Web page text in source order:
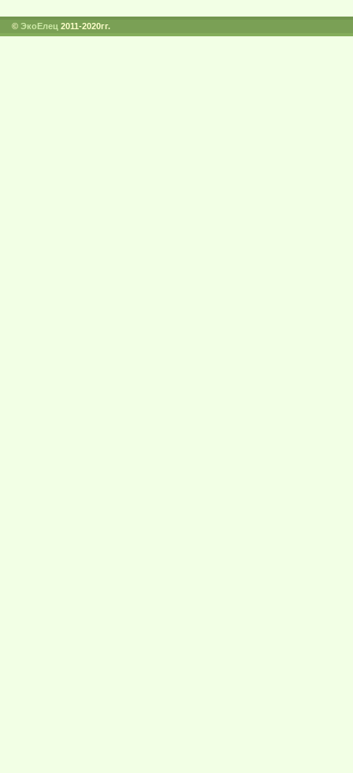
© ЭкоЕлец 2011-2020гг.